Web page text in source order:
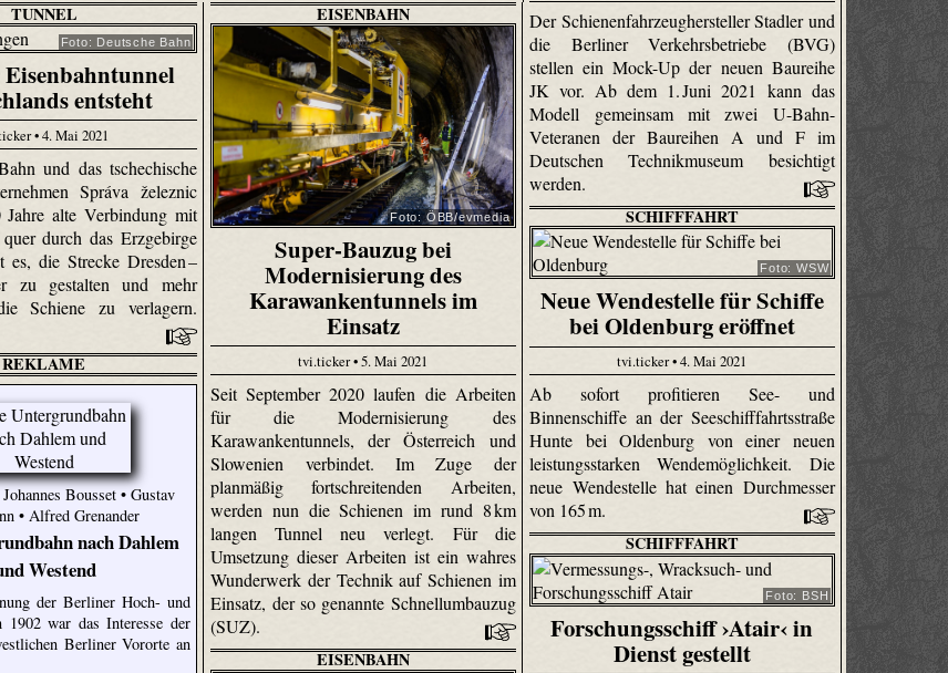
Der Schienenfahrzeughersteller Stadler und
die Berliner Verkehrsbetriebe (BVG)
stellen ein Mock-Up der neuen Baureihe
JK vor. Ab dem 1. Juni 2021 kann das
Modell gemeinsam mit zwei U-Bahn-
Veteranen der Baureihen A und F im
Deutschen Technikmuseum besichtigt
werden.
TUNNEL
Foto: Deutsche Bahn
entsteht
• 4. Mai 2021
und das tschechische
Správa železnic
alte Verbindung mit
durch das Erzgebirge
es, die Strecke Dresden –
zu gestalten und mehr
Schiene zu verlagern.
EISENBAHN
Foto: ÖBB/evmedia
Super-Bauzug bei
Modernisierung des
Karawankentunnels im
Einsatz
tvi.ticker • 5. Mai 2021
Seit September 2020 laufen die Arbeiten
für die Modernisierung des
Karawankentunnels, der Österreich und
Slowenien verbindet. Im Zuge der
planmäßig fortschreitenden Arbeiten,
werden nun die Schienen im rund 8 km
langen Tunnel neu verlegt. Für die
Umsetzung dieser Arbeiten ist ein wahres
Wunderwerk der Technik auf Schienen im
Einsatz, der so genannte Schnellumbauzug
(SUZ).
SCHIFFFAHRT
Foto: WSW
Neue Wendestelle für Schiffe
bei Oldenburg eröffnet
tvi.ticker • 4. Mai 2021
Ab sofort profitieren See- und
Binnenschiffe an der Seeschifffahrtsstraße
Hunte bei Oldenburg von einer neuen
leistungsstarken Wendemöglichkeit. Die
neue Wendestelle hat einen Durchmesser
von 165 m.
REKLAME
Bousset • Gustav
• Alfred Grenander
nach Dahlem
Westend
der Berliner Hoch- und
1902 war das Interesse der
Berliner Vororte an
SCHIFFFAHRT
Foto: BSH
Forschungsschiff ›Atair‹ in
Dienst gestellt
EISENBAHN